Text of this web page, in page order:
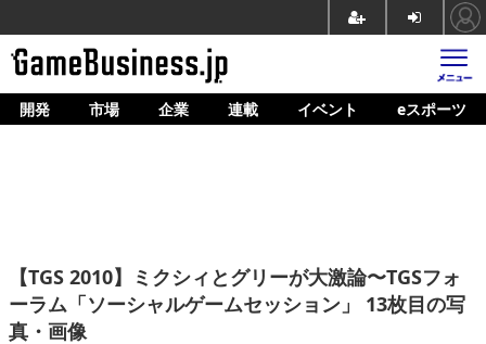
ホーム
企業動向
人材育成
開発 市場 企業 連載 イベント eスポーツ
【TGS 2010】ミクシィとグリーが大激論〜TGSフォ
ーラム「ソーシャルゲームセッション」 13枚目の写
真・画像